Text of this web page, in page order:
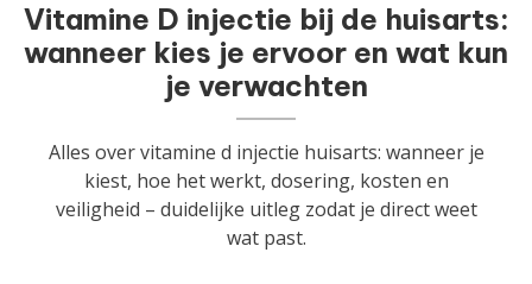
Vitamine D injectie bij de huisarts:
wanneer kies je ervoor en wat kun
je verwachten
Alles over vitamine d injectie huisarts: wanneer je
kiest, hoe het werkt, dosering, kosten en
veiligheid – duidelijke uitleg zodat je direct weet
wat past.